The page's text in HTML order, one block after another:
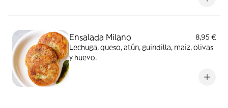
Ensalada Milano
8,95 €
Lechuga, queso, atún, guindilla, maiz, olivas
y huevo.